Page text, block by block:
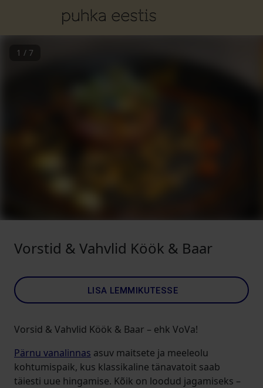
1 / 7
Vorstid & Vahvlid Köök & Baar
LISA LEMMIKUTESSE
Vorsid & Vahvlid Köök & Baar – ehk VoVa!
Pärnu vanalinnas asuv maitsete ja meeleolu
kohtumispaik, kus klassikaline tänavatoit saab
täiesti uue hingamise. Kõik on loodud jagamiseks –